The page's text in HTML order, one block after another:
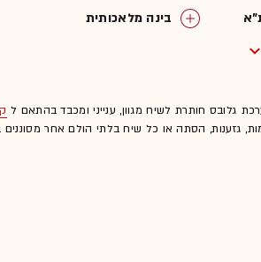
בינה מלאכותית
גלובס חותרת לשיח מגוון, ענייני ומכבד בהתאם ל
גזענות, הסתה או כל שיח בלתי הולם אחר מסוננים